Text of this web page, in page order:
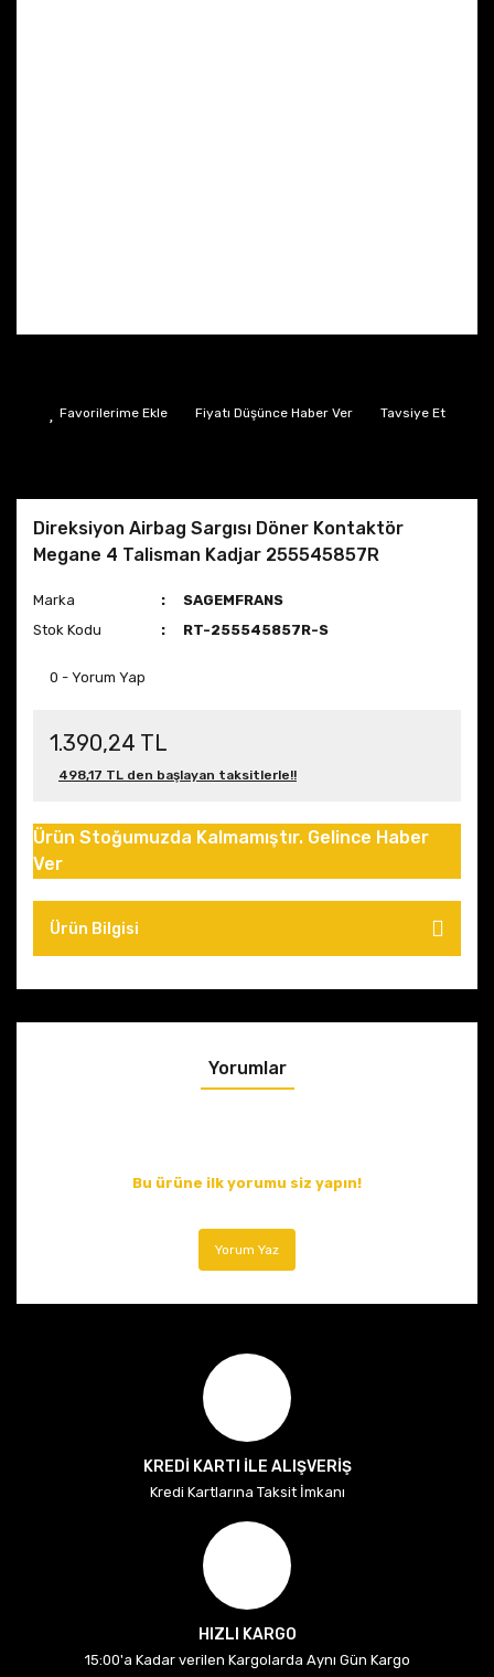
Fiyatı Düşünce Haber Ver Tavsiye Et
Direksiyon Airbag Sargısı Döner Kontaktör
Megane 4 Talisman Kadjar 255545857R
Marka
SAGEMFRANS
Stok Kodu
RT-255545857R-S
0 - Yorum Yap
1.390,24 TL
498,17 TL den başlayan taksitlerle!!
Ürün Stoğumuzda Kalmamıştır. Gelince Haber
Ver
Ürün Bilgisi
Yorumlar
Bu ürüne ilk yorumu siz yapın!
Yorum Yaz
KREDİ KARTI İLE ALIŞVERİŞ
Kredi Kartlarına Taksit İmkanı
HIZLI KARGO
15:00'a Kadar verilen Kargolarda Aynı Gün Kargo